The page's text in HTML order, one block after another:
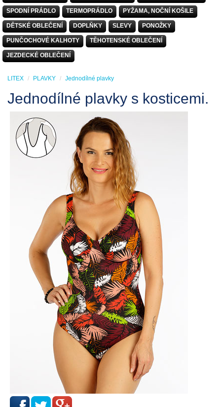
SPODNÍ PRÁDLO TERMOPRÁDLO PYŽAMA, NOČNÍ KOŠILE
DĚTSKÉ OBLEČENÍ DOPLŇKY SLEVY PONOŽKY
PUNČOCHOVÉ KALHOTY TĚHOTENSKÉ OBLEČENÍ
JEZDECKÉ OBLEČENÍ
LITEX PLAVKY Jednodílné plavky
Jednodílné plavky s kosticemi.